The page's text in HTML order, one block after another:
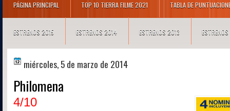
PÁGINA PRINCIPAL TOP 10 TIERRA FILME 2021 TABLA DE
ESTRENOS 2015 ESTRENOS 2014 ESTRENOS 2013
miércoles, 5 de marzo de 2014
Philomena
4/10